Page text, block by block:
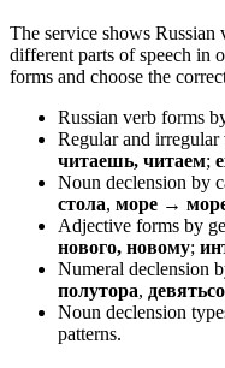
The service shows
different parts of speech in
forms and choose the
Russian verb forms
Regular and irregular
читаешь, читаем;
Noun declension by
стола, море →
Adjective forms by
нового, новому;
Numeral declension
полутора,
Noun declension
patterns.